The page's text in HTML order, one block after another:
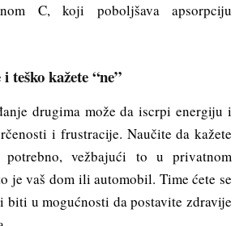
C, koji poboljšava apsorpciju
teško kažete “ne”
drugima može da iscrpi energiju i
i frustracije. Naučite da kažete
vežbajući to u privatnom
je vaš dom ili automobil. Time ćete se
biti u mogućnosti da postavite zdravije